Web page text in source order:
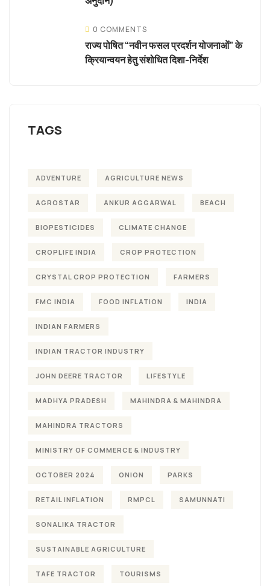
0 COMMENTS
राज्य पोषित “नवीन फसल प्रदर्शन योजनाओं” के
क्रियान्वयन हेतु संशोधित दिशा-निर्देश
TAGS
ADVENTURE AGRICULTURE NEWS
AGROSTAR ANKUR AGGARWAL BEACH
BIOPESTICIDES CLIMATE CHANGE
CROPLIFE INDIA CROP PROTECTION
CRYSTAL CROP PROTECTION FARMERS
FMC INDIA FOOD INFLATION INDIA
INDIAN FARMERS
INDIAN TRACTOR INDUSTRY
JOHN DEERE TRACTOR LIFESTYLE
MADHYA PRADESH MAHINDRA & MAHINDRA
MAHINDRA TRACTORS
MINISTRY OF COMMERCE & INDUSTRY
OCTOBER 2024 ONION PARKS
RETAIL INFLATION RMPCL SAMUNNATI
SONALIKA TRACTOR
SUSTAINABLE AGRICULTURE
TAFE TRACTOR TOURISMS